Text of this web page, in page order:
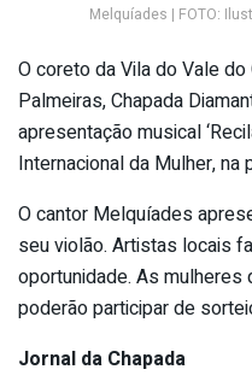
Melquíades | FOTO:
O coreto da Vila do Vale
Palmeiras, Chapada
apresentação musical
Internacional da Mulher, na
O cantor Melquíades
seu violão. Artistas locais
oportunidade. As
poderão participar de
Jornal da Chapada